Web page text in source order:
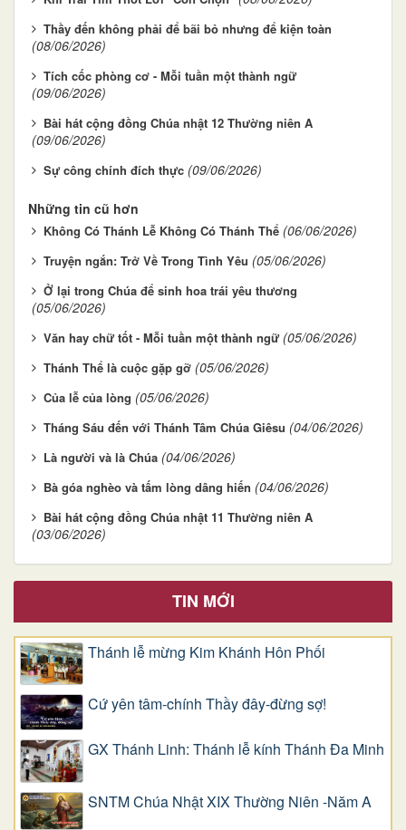
Thầy đến không phải để bãi bỏ nhưng để kiện toàn
(08/06/2026)
Tích cốc phòng cơ - Mỗi tuần một thành ngữ
(09/06/2026)
Bài hát cộng đồng Chúa nhật 12 Thường niên A
(09/06/2026)
Sự công chính đích thực (09/06/2026)
Những tin cũ hơn
Không Có Thánh Lễ Không Có Thánh Thể (06/06/2026)
Truyện ngắn: Trở Về Trong Tình Yêu (05/06/2026)
Ở lại trong Chúa để sinh hoa trái yêu thương
(05/06/2026)
Văn hay chữ tốt - Mỗi tuần một thành ngữ (05/06/2026)
Thánh Thể là cuộc gặp gỡ (05/06/2026)
Của lễ của lòng (05/06/2026)
Tháng Sáu đến với Thánh Tâm Chúa Giêsu (04/06/2026)
Là người và là Chúa (04/06/2026)
Bà góa nghèo và tấm lòng dâng hiến (04/06/2026)
Bài hát cộng đồng Chúa nhật 11 Thường niên A
(03/06/2026)
TIN MỚI
Thánh lễ mừng Kim Khánh Hôn Phối
Cứ yên tâm-chính Thầy đây-đừng sợ!
GX Thánh Linh: Thánh lễ kính Thánh Đa Minh
SNTM Chúa Nhật XIX Thường Niên -Năm A